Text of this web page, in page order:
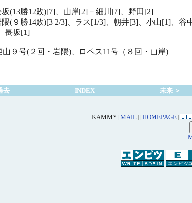
坂(13勝12敗)[7]、山岸[2]－細川[7]、野田[2]
隈(９勝14敗)[3 2/3]、ラス[1/3]、朝井[3]、小山[1]、谷
長坂[1]
山９号(２回・岩隈)、ロペス11号（８回・山岸)
去 INDEX 未来 ＞
KAMMY [MAIL] [HOMEPAGE]